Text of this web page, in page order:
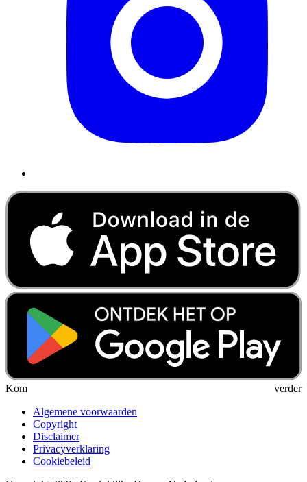
Kom verder
Algemene voorwaarden
Copyright
Disclaimer
Privacyverklaring
Cookiebeleid